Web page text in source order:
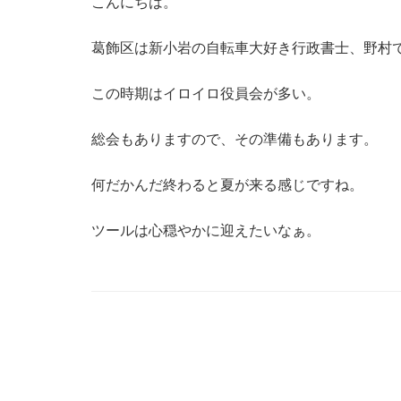
葛飾区は新小岩の自転車大好き行政書士、野村
この時期はイロイロ役員会が多い。
総会もありますので、その準備もあります。
何だかんだ終わると夏が来る感じですね。
ツールは心穏やかに迎えたいなぁ。